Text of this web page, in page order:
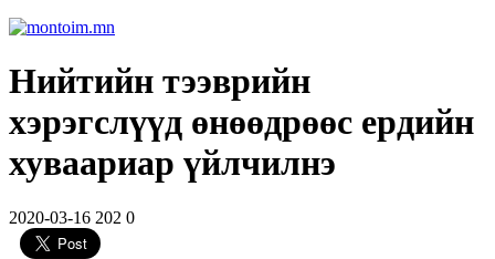
Нийтийн тээврийн
хэрэгслүүд өнөөдрөөс ердийн
хуваариар үйлчилнэ
2020-03-16 202 0